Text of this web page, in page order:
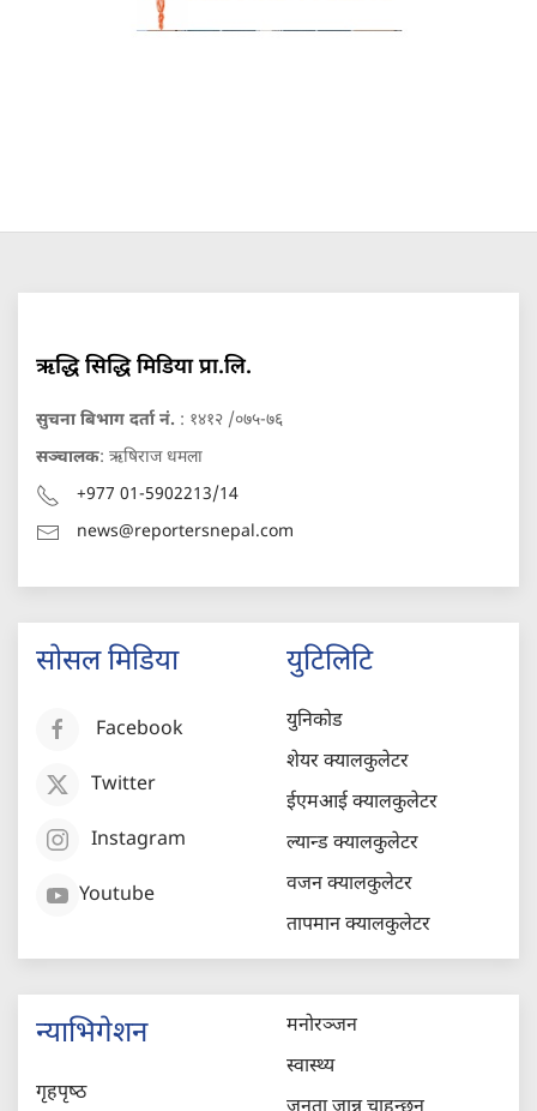
ऋद्धि सिद्धि मिडिया प्रा.लि.
सुचना बिभाग दर्ता नं. : १४१२ /०७५-७६
सञ्चालक: ऋषिराज धमला
+977 01-5902213/14
news@reportersnepal.com
सोसल मिडिया
Facebook
Twitter
Instagram
Youtube
युटिलिटि
युनिकोड
शेयर क्यालकुलेटर
ईएमआई क्यालकुलेटर
ल्यान्ड क्यालकुलेटर
वजन क्यालकुलेटर
तापमान क्यालकुलेटर
न्याभिगेशन
गृहपृष्‍ठ
मनोरञ्जन
स्वास्थ्य